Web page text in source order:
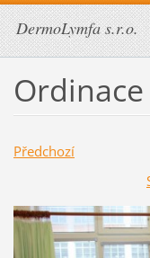
DermoLymfa s.r.o.
Předchozí